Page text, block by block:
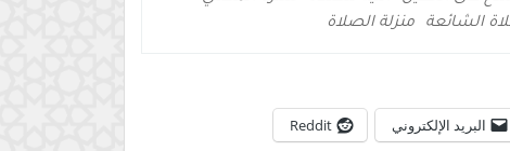
الشائعة منزلة الصلاة
البريد الإلكتروني Reddit